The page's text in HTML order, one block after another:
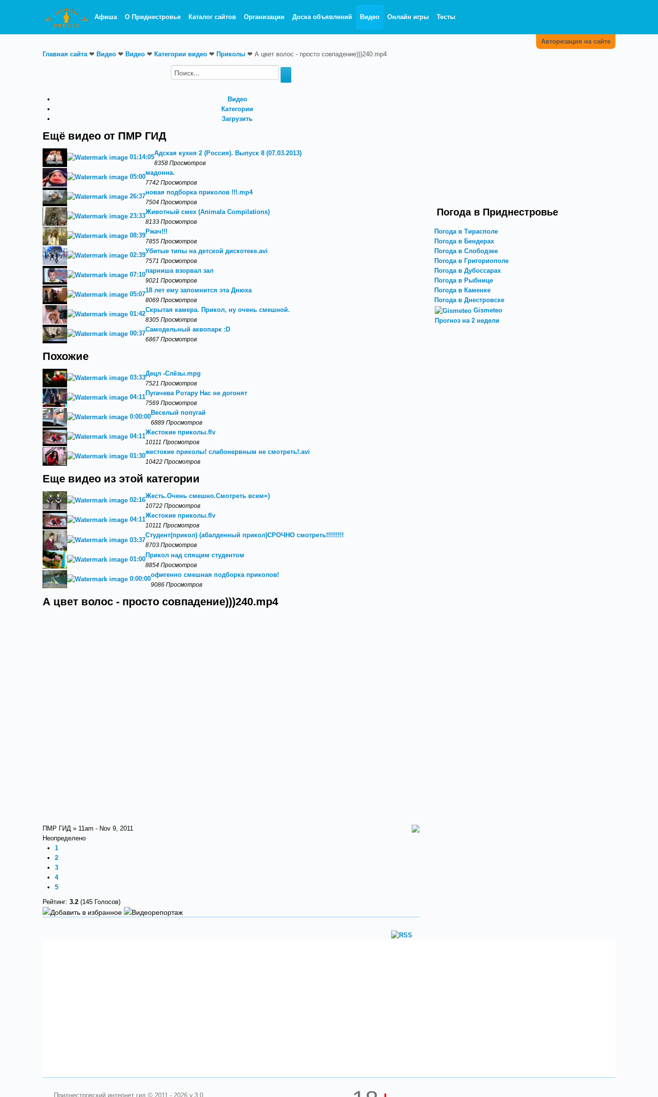
Афиша О Приднестровье Каталог сайтов Организации Доска объявлений Видео Онлайн игры Тесты
Авторизация на сайте
Главная сайта❤ Видео ❤ Видео ❤ Категории видео ❤ Приколы ❤ А цвет волос - просто совпадение)))240.mp4
Видео
Категории
Загрузить
Ещё видео от ПМР ГИД
01:14:05
Адская кухня 2 (Россия). Выпуск 8 (07.03.2013)
8358 Просмотров
05:00
мадонна.
7742 Просмотров
26:37
новая подборка приколов !!!.mp4
7504 Просмотров
23:33
Животный смех (Animala Compilations)
8133 Просмотров
08:39
Ржач!!!
7855 Просмотров
02:39
Убитые типы на детской дискотеке.avi
7571 Просмотров
07:10
парниша взорвал зал
9021 Просмотров
05:07
18 лет ему запомнится эта Днюха
8069 Просмотров
01:42
Скрытая камера. Прикол, ну очень смешной.
8305 Просмотров
00:37
Самодельный аквопарк :D
6867 Просмотров
Похожие
03:33
Децл -Слёзы.mpg
7521 Просмотров
04:11
Пугачева Ротару Нас не догонят
7569 Просмотров
0:00:00
Веселый попугай
6889 Просмотров
04:11
Жестокие приколы.flv
10111 Просмотров
01:30
жестокие приколы! слабонервным не смотреть!.avi
10422 Просмотров
Еще видео из этой категории
02:16
Жесть.Очень смешно.Смотреть всем=)
10722 Просмотров
04:11
Жестокие приколы.flv
10111 Просмотров
03:37
Студент(прикол) (абалденный прикол)СРОЧНО смотреть!!!!!!!!!
8703 Просмотров
01:00
Прикол над спящим студентом
8854 Просмотров
0:00:00
офигенно смешная подборка приколов!
9086 Просмотров
А цвет волос - просто совпадение)))240.mp4
ПМР ГИД » 11am - Nov 9, 2011
Неопределено
1
2
3
4
5
Рейтинг: 3.2 (145 Голосов)
Погода в Приднестровье
Погода в Тирасполе
Погода в Бендерах
Погода в Слободзее
Погода в Григориополе
Погода в Дубоссарах
Погода в Рыбнице
Погода в Каменке
Погода в Днестровске
Gismeteo
Прогноз на 2 недели
Приднестровский интернет гид © 2011 - 2026 v.3.0